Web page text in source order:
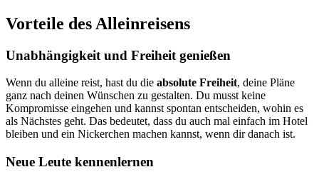
Vorteile des Alleinreisens
Unabhängigkeit und Freiheit genießen
Wenn du alleine reist, hast du die absolute Freiheit, deine Pläne
ganz nach deinen Wünschen zu gestalten. Du musst keine
Kompromisse eingehen und kannst spontan entscheiden, wohin es
als Nächstes geht. Das bedeutet, dass du auch mal einfach im Hotel
bleiben und ein Nickerchen machen kannst, wenn dir danach ist.
Neue Leute kennenlernen